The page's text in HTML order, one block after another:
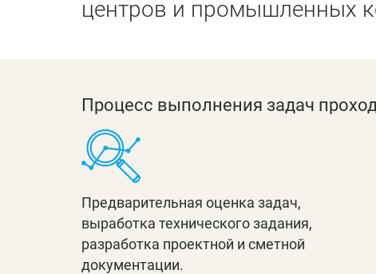
центров и промышленных
Процесс выполнения задач
Предварительная оценка задач,
выработка технического задания,
разработка проектной и сметной
документации.